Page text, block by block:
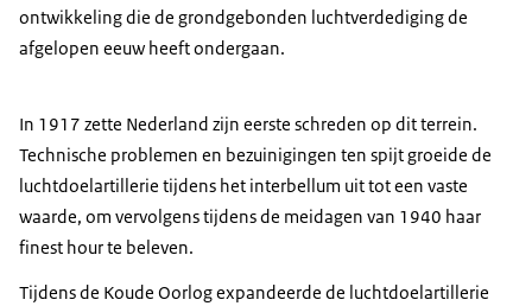
ontwikkeling die de grondgebonden luchtverdediging de
afgelopen eeuw heeft ondergaan.
In 1917 zette Nederland zijn eerste schreden op dit terrein.
Technische problemen en bezuinigingen ten spijt groeide de
luchtdoelartillerie tijdens het interbellum uit tot een vaste
waarde, om vervolgens tijdens de meidagen van 1940 haar
finest hourte beleven.
Tijdens de Koude Oorlog expandeerde de luchtdoelartillerie